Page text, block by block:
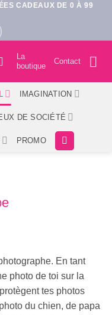
CADEAUX DE 0 À 99
La
boutique
Contact
IMAGINATION
DE SOCIÉTÉ
PROMO
En tant
photo de toi sur la
tes photos
du chien, de papa